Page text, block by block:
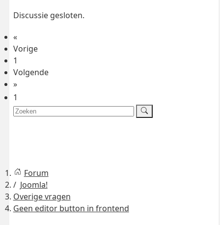
Discussie gesloten.
«
Vorige
1
Volgende
»
1
Forum
Joomla!
Overige vragen
Geen editor button in frontend